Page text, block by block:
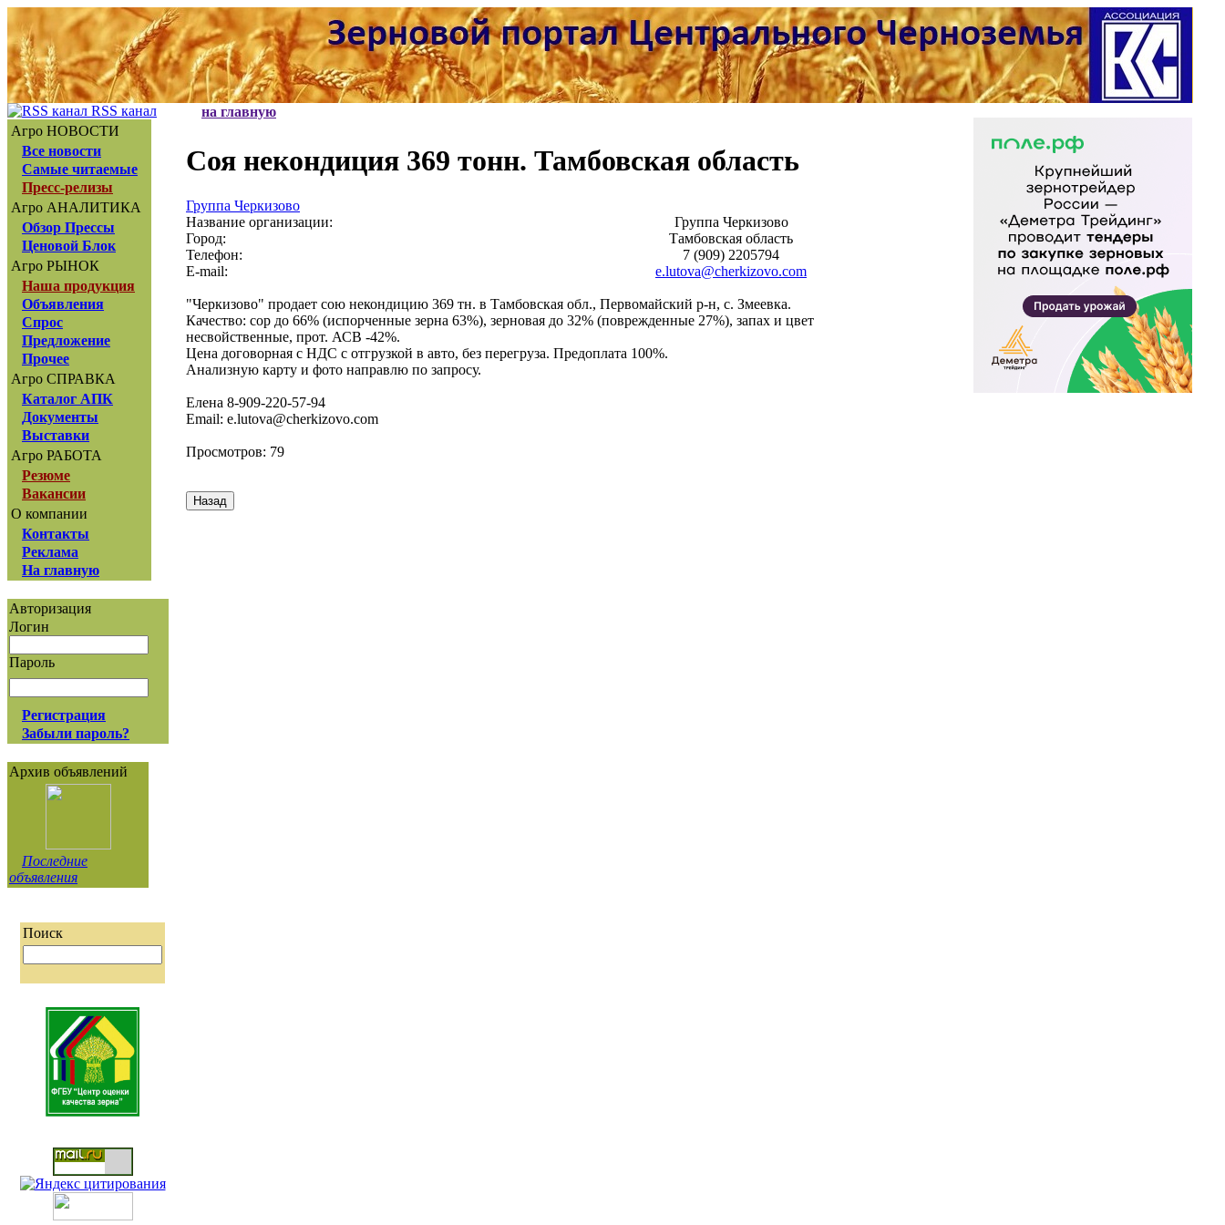
RSS канал
Агро НОВОСТИ
Все новости
Самые читаемые
Пресс-релизы
Агро АНАЛИТИКА
Обзор Прессы
Ценовой Блок
Агро РЫНОК
Наша продукция
Объявления
Спрос
Предложение
Прочее
Агро СПРАВКА
Каталог АПК
Документы
Выставки
Агро РАБОТА
Резюме
Вакансии
О компании
Контакты
Реклама
На главную
Авторизация
Логин
Пароль
Регистрация
Забыли пароль?
Архив объявлений
Последние
объявления
Поиск
на главную
Соя некондиция 369 тонн. Тамбовская область
Группа Черкизово
Название организации:
Группа Черкизово
Город:
Тамбовская область
Телефон:
7 (909) 2205794
E-mail:
e.lutova@cherkizovo.com
"Черкизово" продает сою некондицию 369 тн. в Тамбовская обл., Первомайский р-н, с. Змеевка.
Качество: сор до 66% (испорченные зерна 63%), зерновая до 32% (поврежденные 27%), запах и цвет
несвойственные, прот. АСВ -42%.
Цена договорная с НДС с отгрузкой в авто, без перегруза. Предоплата 100%.
Анализную карту и фото направлю по запросу.
Елена 8-909-220-57-94
Email: e.lutova@cherkizovo.com
Просмотров: 79